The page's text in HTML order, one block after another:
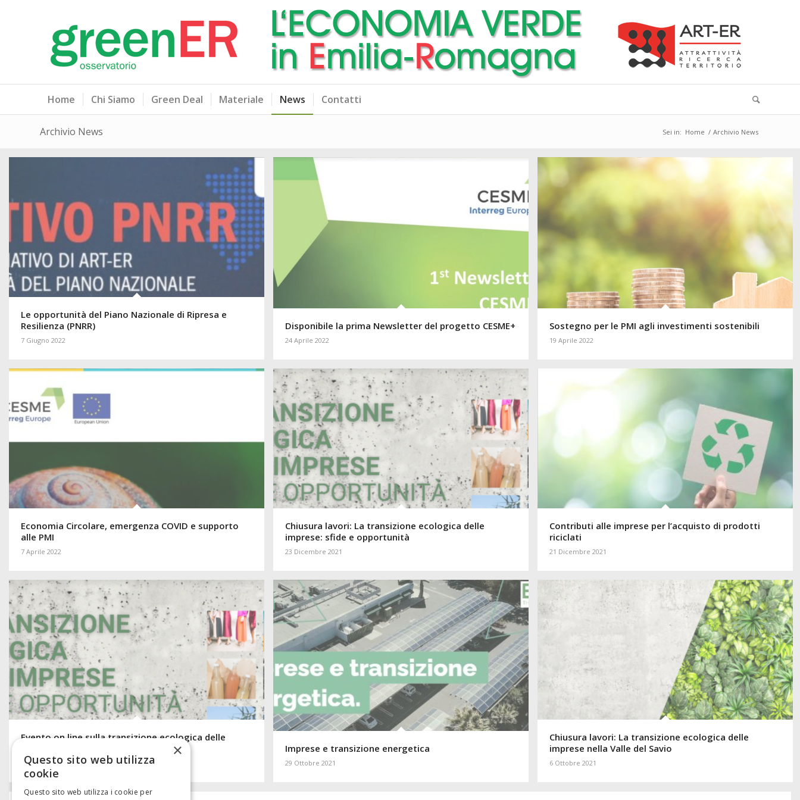
Home Chi Siamo Green Deal Materiale News Contatti
Archivio News Sei in: Home / Archivio News
Le opportunità del Piano Nazionale di Ripresa e
Resilienza (PNRR)
7 Giugno 2022
Disponibile la prima Newsletter del progetto CESME+
24 Aprile 2022
Sostegno per le PMI agli investimenti sostenibili
19 Aprile 2022
Economia Circolare, emergenza COVID e supporto
alle PMI
7 Aprile 2022
Chiusura lavori: La transizione ecologica delle
imprese: sfide e opportunità
23 Dicembre 2021
Contributi alle imprese per l’acquisto di prodotti
riciclati
21 Dicembre 2021
Evento on line sulla transizione ecologica delle
13 Dicembre 2021
Imprese e transizione energetica
29 Ottobre 2021
Chiusura lavori: La transizione ecologica delle
imprese nella Valle del Savio
6 Ottobre 2021
×
Questo sito web utilizza
cookie
Questo sito web utilizza i cookie per